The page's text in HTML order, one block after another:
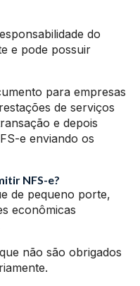
do
e pode possuir
para empresas
de serviços
e depois
e enviando os
NFS-e?
de pequeno porte,
econômicas
não são obrigados